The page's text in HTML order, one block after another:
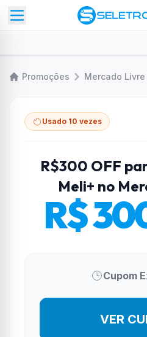
Promoções Mercado Livre
Usado 10 vezes
R$300 OFF
Meli+ no
R$
Cupom
VER